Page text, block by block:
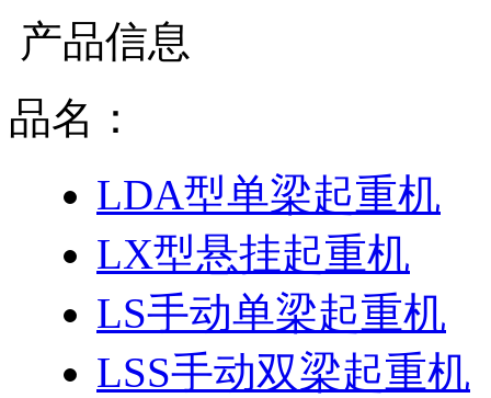
产品信息
品名：
LDA型单梁起重机
LX型悬挂起重机
LS手动单梁起重机
LSS手动双梁起重机